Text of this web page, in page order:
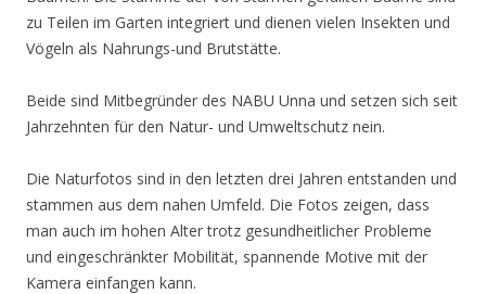
zu Teilen im Garten integriert und dienen vielen Insekten und
Vögeln als Nahrungs-und Brutstätte.
Beide sind Mitbegründer des NABU Unna und setzen sich seit
Jahrzehnten für den Natur- und Umweltschutz nein.
Die Naturfotos sind in den letzten drei Jahren entstanden und
stammen aus dem nahen Umfeld. Die Fotos zeigen, dass
man auch im hohen Alter trotz gesundheitlicher Probleme
und eingeschränkter Mobilität, spannende Motive mit der
Kamera einfangen kann.